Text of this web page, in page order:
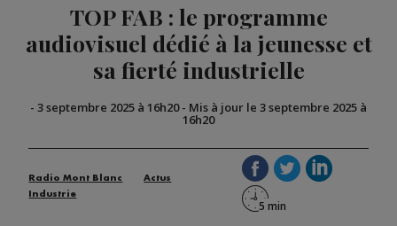
TOP FAB : le programme
audiovisuel dédié à la jeunesse et
sa fierté industrielle
- 3 septembre 2025 à 16h20- Mis à jour le 3 septembre 2025 à
16h20
Radio Mont Blanc
Actus
Industrie